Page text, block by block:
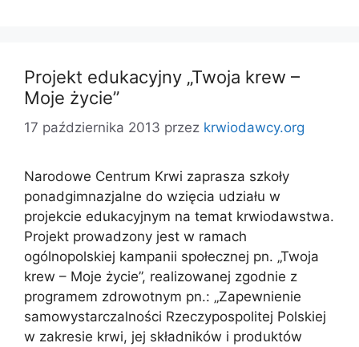
Projekt edukacyjny „Twoja krew –
Moje życie”
17 października 2013 przez krwiodawcy.org
Narodowe Centrum Krwi zaprasza szkoły
ponadgimnazjalne do wzięcia udziału w
projekcie edukacyjnym na temat krwiodawstwa.
Projekt prowadzony jest w ramach
ogólnopolskiej kampanii społecznej pn. „Twoja
krew – Moje życie”, realizowanej zgodnie z
programem zdrowotnym pn.: „Zapewnienie
samowystarczalności Rzeczypospolitej Polskiej
w zakresie krwi, jej składników i produktów